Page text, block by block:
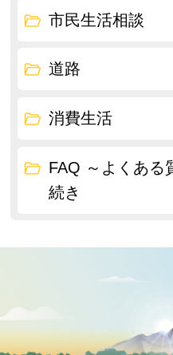
市民生活相談
道路
消費生活
FAQ ～よくある
続き